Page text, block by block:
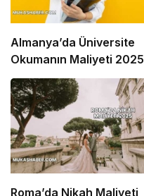
Almanya’da Üniversite
Okumanın Maliyeti 2025
Roma’da Nikah Maliyeti